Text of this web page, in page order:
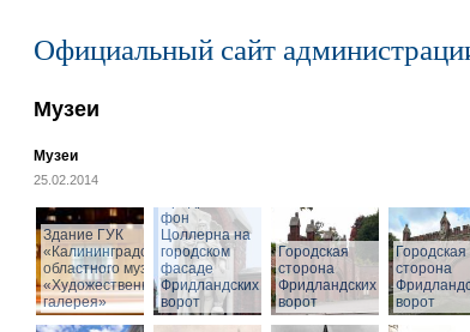
Официальный сайт
Музеи
Музеи
25.02.2014
Здание ГУК
«Калининградского
областного музея
«Художественная
галерея»
фон
Цоллерна на
городском
фасаде
Фридландских
ворот
Городская
сторона
Фридландских
ворот
Городская
сторона
ворот